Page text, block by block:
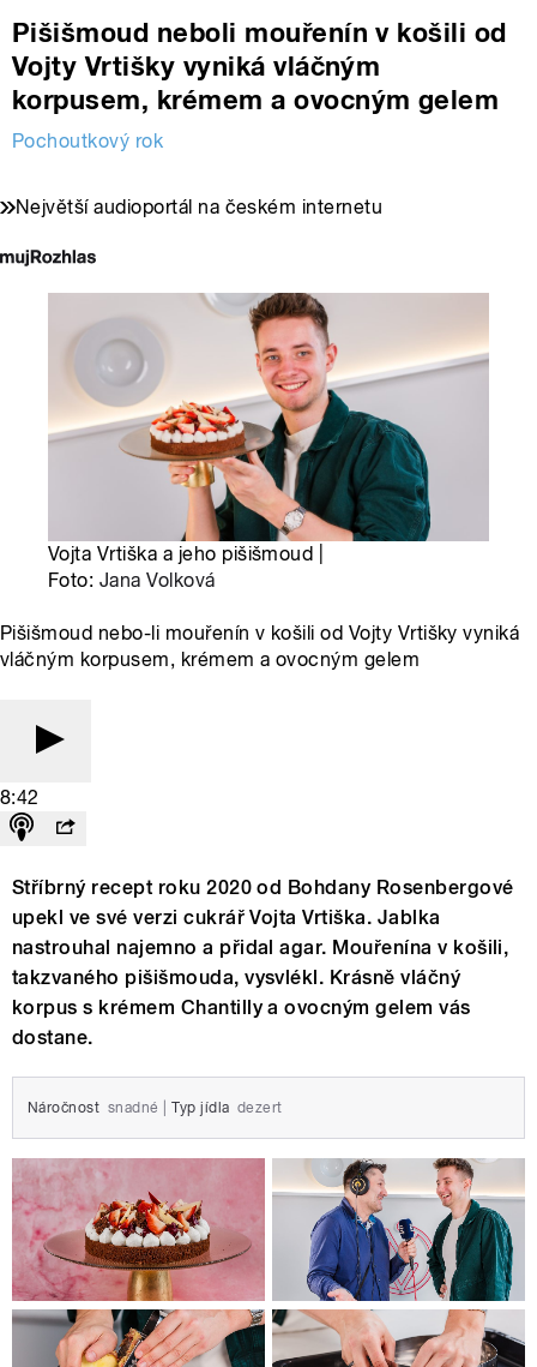
Pišišmoud neboli mouřenín v košili od
Vojty Vrtišky vyniká vláčným
korpusem, krémem a ovocným gelem
Pochoutkový rok
Největší audioportál na českém internetu
Vojta Vrtiška a jeho pišišmoud |
Foto: Jana Volková
Pišišmoud nebo-li mouřenín v košili od Vojty Vrtišky vyniká
vláčným korpusem, krémem a ovocným gelem
8:42
Stříbrný recept roku 2020 od Bohdany Rosenbergové
upekl ve své verzi cukrář Vojta Vrtiška. Jablka
nastrouhal najemno a přidal agar. Mouřenína v košili,
takzvaného pišišmouda, vysvlékl. Krásně vláčný
korpus s krémem Chantilly a ovocným gelem vás
dostane.
Náročnost snadné Typ jídla dezert